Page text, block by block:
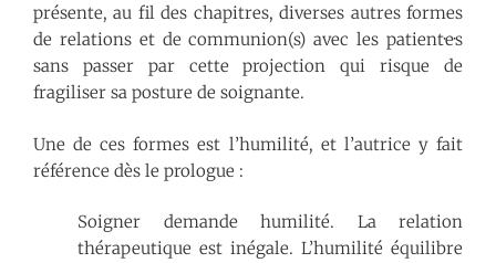
présente, au fil des chapitres, diverses autres formes
de relations et de communion(s) avec les patient·e·s
sans passer par cette projection qui risque de
fragiliser sa posture de soignante.
Une de ces formes est l’humilité, et l’autrice y fait
référence dès le prologue :
Soigner demande humilité. La relation
thérapeutique est inégale. L’humilité équilibre